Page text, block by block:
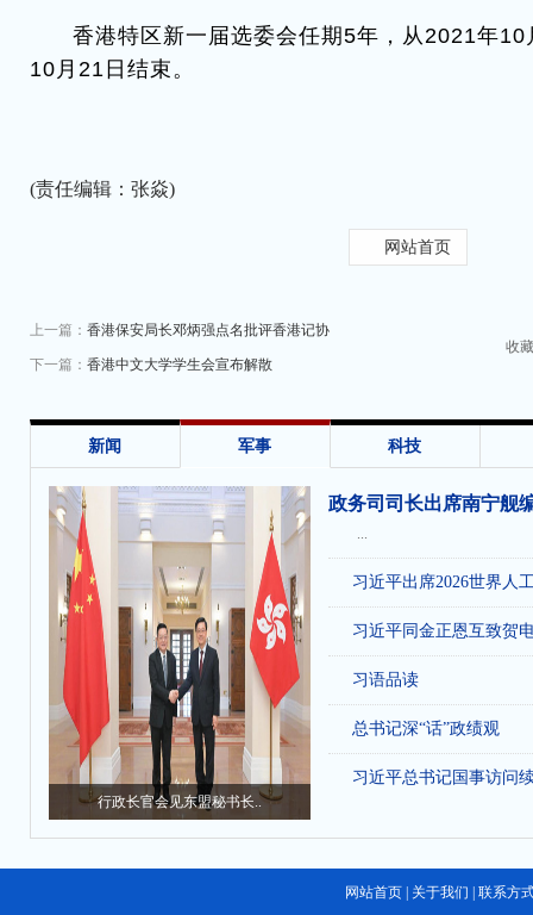
香港特区新一届选委会任期5年，从2021年
10月21日结束。
(责任编辑：张焱)
网站首页
上一篇： 香港保安局长邓炳强点名批评香港记协
下一篇： 香港中文大学学生会宣布解散
收
新闻 军事 科技
行政长官会见东盟秘书长..
政务司司长出席南宁舰
...
习近平出席2026世界人
习近平同金正恩互致贺
习语品读
总书记深“话”政绩观
习近平总书记国事访问
网站首页 关于我们
联系方